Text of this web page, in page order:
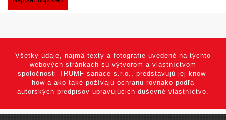
Všetky údaje, najmä texty a fotografie uvedené na týchto
webových stránkach sú výtvorom a vlastníctvom
spoločnosti TRUMF sanace s.r.o., predstavujú jej know-
how a ako také požívajú ochranu rovnako podľa
autorských predpisov upravujúcich duševné vlastníctvo.